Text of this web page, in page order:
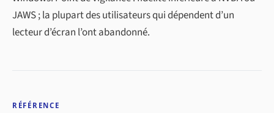
JAWS ; la plupart des utilisateurs qui dépendent d’un
lecteur d’écran l’ont abandonné.
RÉFÉRENCE